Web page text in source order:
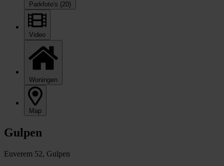
Parkfoto's (20)
Video
Woningen
Map
Gulpen
Euverem 52, Gulpen